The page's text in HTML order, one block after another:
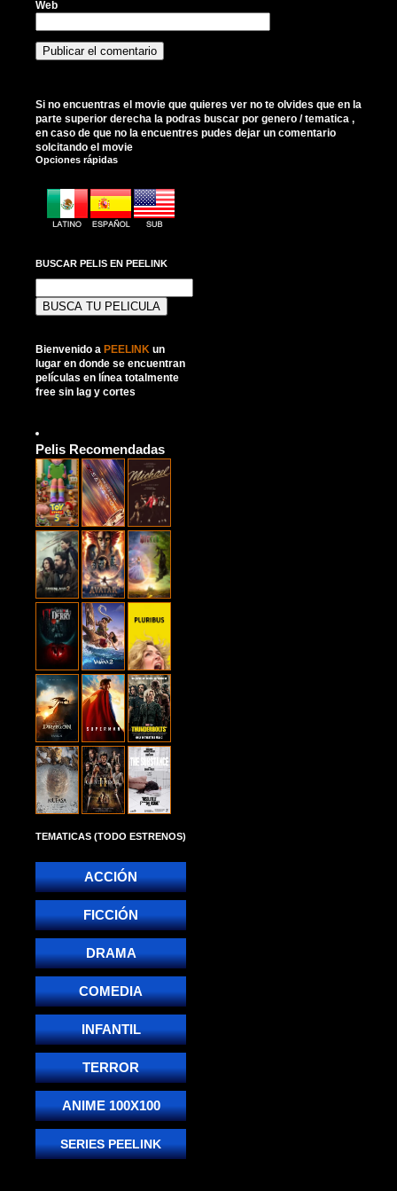
Web
Si no encuentras el movie que quieres ver no te olvides que en la
parte superior derecha la podras buscar por genero / tematica ,
en caso de que no la encuentres pudes dejar un comentario
solcitando el movie
Opciones rápidas
BUSCAR PELIS EN PEELINK
Bienvenido a PEELINK un
lugar en donde se encuentran
películas en línea totalmente
free sin lag y cortes
Pelis Recomendadas
TEMATICAS (TODO ESTRENOS)
ACCIÓN
FICCIÓN
DRAMA
COMEDIA
INFANTIL
TERROR
ANIME 100X100
SERIES PEELINK